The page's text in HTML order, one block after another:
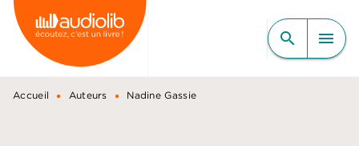
MENU RECHERCHE
CONTENU
PIED DE PAGE
search menu
Accueil • Auteurs • Nadine Gassie